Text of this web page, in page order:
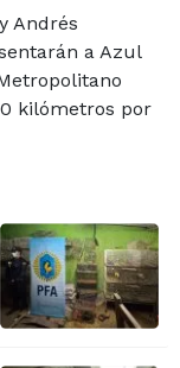
Andrés
a Azul
kilómetros por